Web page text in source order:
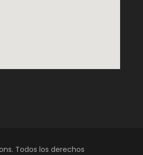
Todos los derechos